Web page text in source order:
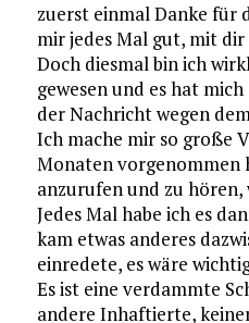
zuerst einmal Danke für
mir jedes Mal gut, mit
Doch diesmal bin ich
gewesen und es hat
der Nachricht wegen
Ich mache mir so große
Monaten vorgenommen
anzurufen und zu hören,
Jedes Mal habe ich es
kam etwas anderes
einredete, es wäre
Es ist eine verdammte
andere Inhaftierte,